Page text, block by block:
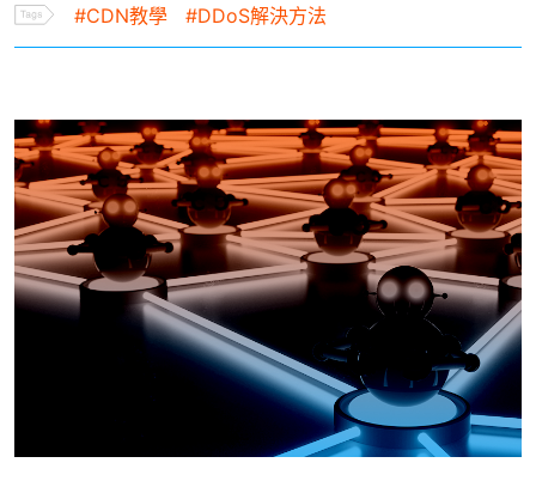
#CDN教學 #DDoS解決方法